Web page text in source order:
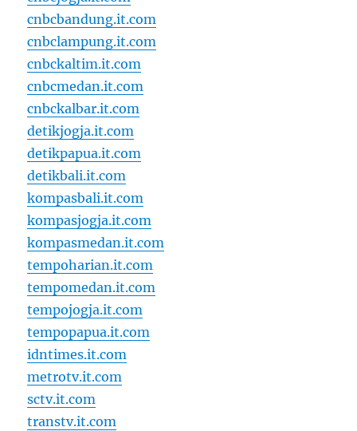
cnbcbandung.it.com
cnbclampung.it.com
cnbckaltim.it.com
cnbcmedan.it.com
cnbckalbar.it.com
detikjogja.it.com
detikpapua.it.com
detikbali.it.com
kompasbali.it.com
kompasjogja.it.com
kompasmedan.it.com
tempoharian.it.com
tempomedan.it.com
tempojogja.it.com
tempopapua.it.com
idntimes.it.com
metrotv.it.com
sctv.it.com
transtv.it.com